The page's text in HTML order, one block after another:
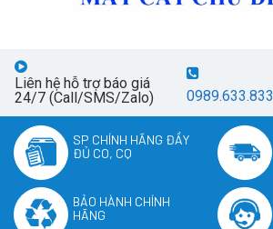
Liên hệ hỗ trợ báo giá
24/7 (Call/SMS/Zalo)
0989.633.833
SP CHÍNH HÃNG ĐẦY
ĐỦ CO, CQ
BẢO HÀNH CHÍNH
HÃNG